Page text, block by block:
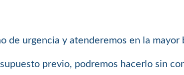
de urgencia y atenderemos en la mayor
previo, podremos hacerlo sin